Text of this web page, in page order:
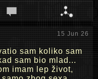
15 Jun 26
sam koliko sam
sam bio mlad...
imam lep život,